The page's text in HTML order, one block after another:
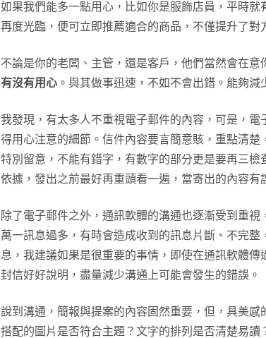
如果我們能多一點用心，比如你是服飾店員，平時
再度光臨，便可立即推薦適合的商品，不僅提升了對
不論是你的老闆、主管，還是客戶，他們當然會在意
有沒有用心 。與其做事迅速，不如不會出錯。能夠減
我發現，有太多人不重視電子郵件的內容，可是，電
得用心注意的細節。信件內容要言簡意賅，重點清
特別留意，不能有錯字，有數字的部分更是要再三檢
依據，發出之前最好再重頭看一遍，當寄出的內容有
除了電子郵件之外，通訊軟體的溝通也逐漸受到重
萬一訊息過多，有時會造成收到的訊息片斷、不完
息，我建議如果是很重要的事情，即使在通訊軟體
封信好好說明，盡量減少溝通上可能會發生的錯誤。
說到溝通，簡報與提案的內容固然重要，但，具美感
搭配的圖片是否符合主題？文字的排列是否清楚易